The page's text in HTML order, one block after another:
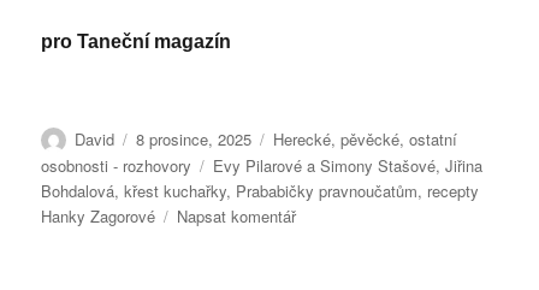
pro Taneční magazín
Autor:
David Publikováno:
8 prosince, 2025 Rubriky:
Herecké, pěvěcké, ostatní
osobnosti - rozhovory
Štítky:
Evy Pilarové a Simony Stašové,Jiřina
Bohdalová,křest kuchařky, Prababičky pravnoučatům, recepty
Hanky Zagorové
Napsat komentářpro